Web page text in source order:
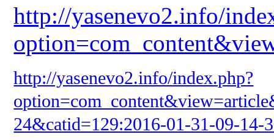
http://yasenevo2.info/
http://yasenevo2.info/index.php?
24&catid=129:2016-01-31-09-14-